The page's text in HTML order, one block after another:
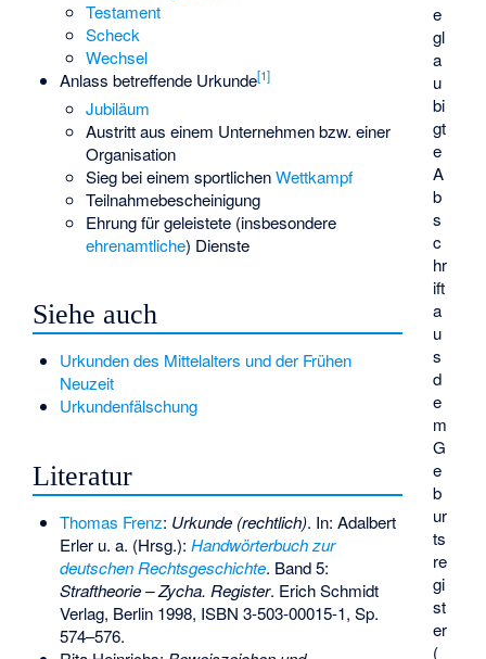
e
gl
a
u
bi
gt
e
A
b
s
c
hr
ift
a
u
s
d
e
m
G
e
b
ur
ts
re
gi
st
er
(
Testament
Scheck
Wechsel
Anlass betreffende Urkunde[1]
Jubiläum
Austritt aus einem Unternehmen bzw. einer
Organisation
Sieg bei einem sportlichenWettkampf
Teilnahmebescheinigung
Ehrung für geleistete (insbesondere
ehrenamtliche) Dienste
Siehe auch
Urkunden des Mittelalters und der Frühen
Neuzeit
Urkundenfälschung
Literatur
Thomas Frenz: Urkunde (rechtlich). In: Adalbert
Erler u. a. (Hrsg.): Handwörterbuch zur
deutschen Rechtsgeschichte. Band 5:
Straftheorie – Zycha. Register. Erich Schmidt
Verlag, Berlin 1998, ISBN 3-503-00015-1, Sp.
574–576.